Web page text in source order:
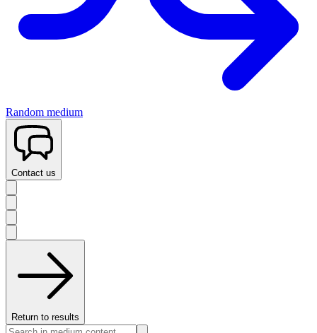
Random medium
Contact us
Return to results